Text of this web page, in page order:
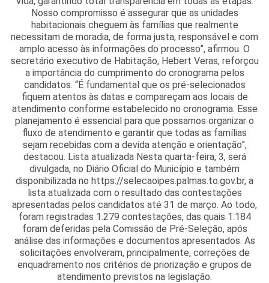
Nosso compromisso é assegurar que as unidades
habitacionais cheguem às famílias que realmente
necessitam de moradia, de forma justa, responsável e com
amplo acesso às informações do processo”, afirmou. O
secretário executivo de Habitação, Hebert Veras, reforçou
a importância do cumprimento do cronograma pelos
candidatos. “É fundamental que os pré-selecionados
fiquem atentos às datas e compareçam aos locais de
atendimento conforme estabelecido no cronograma. Esse
planejamento é essencial para que possamos organizar o
fluxo de atendimento e garantir que todas as famílias
sejam recebidas com a devida atenção e orientação”,
destacou. Lista atualizada Nesta quarta-feira, 3, será
divulgada, no Diário Oficial do Município e também
disponibilizada no https://selecaoipes.palmas.to.gov.br, a
lista atualizada com o resultado das contestações
apresentadas pelos candidatos até 31 de março. Ao todo,
foram registradas 1.279 contestações, das quais 1.184
foram deferidas pela Comissão de Pré-Seleção, após
análise das informações e documentos apresentados. As
solicitações envolveram, principalmente, correções de
enquadramento nos critérios de priorização e grupos de
atendimento previstos na legislação.